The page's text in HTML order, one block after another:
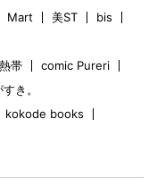
Mart 美ST
bis
帯
comic Pureri
き。
kokode books